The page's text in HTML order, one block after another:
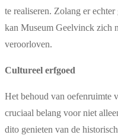
te realiseren. Zolang er
kan Museum Geelvinck zich
veroorloven.
Cultureel erfgoed
Het behoud van oefenruimte
cruciaal belang voor niet
dito genieten van de